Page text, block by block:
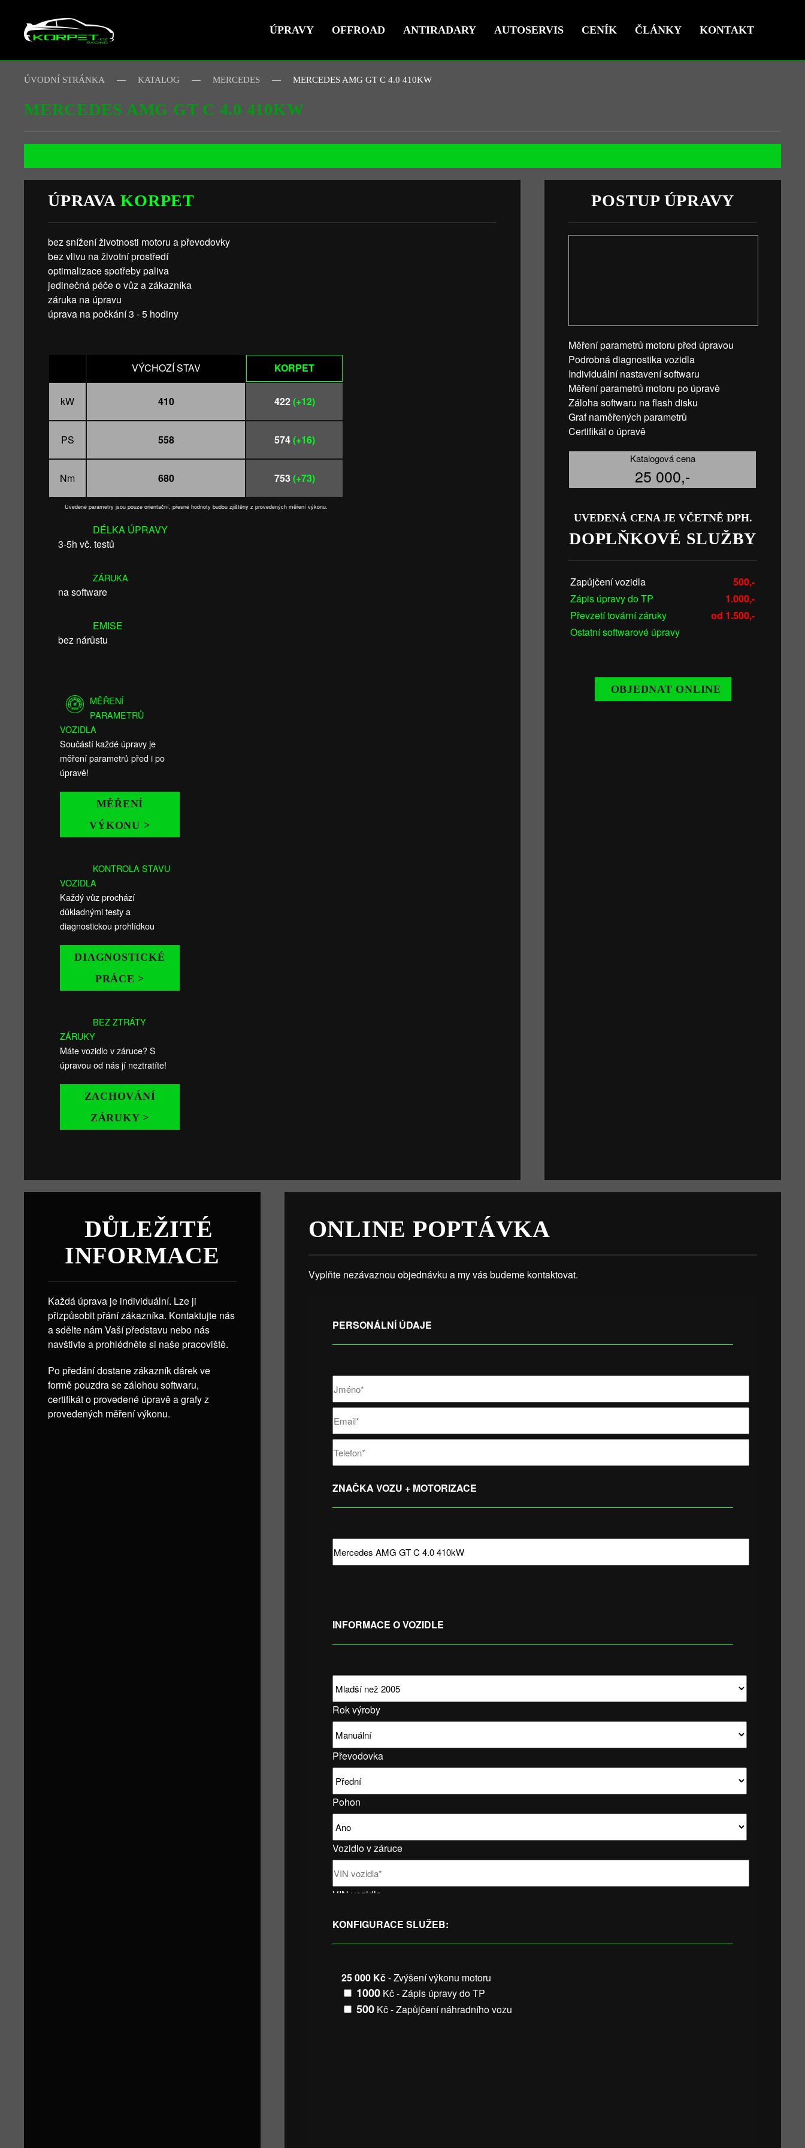
Skip to main content ÚPRAVY OFFROAD ANTIRADARY AUTOSERVIS CENÍK ČLÁNKY KONTAKT
ÚVODNÍ STRÁNKA KATALOG MERCEDES MERCEDES AMG GT C 4.0 410KW
MERCEDES AMG GT C 4.0 410KW
ÚPRAVAKORPET
bez snížení životnosti motoru a převodovky
bez vlivu na životní prostředí
optimalizace spotřeby paliva
jedinečná péče o vůz a zákazníka
záruka na úpravu
úprava na počkání 3 - 5 hodiny
VÝCHOZÍ STAV KORPET
kW 410 422(+12)
PS 558 574(+16)
Nm 680 753(+73)
Uvedené parametry jsou pouze orientační, přesné hodnoty budou zjištěny z provedených měření výkonu.
DÉLKA ÚPRAVY
3-5h vč. testů
ZÁRUKA
na software
EMISE
bez nárůstu
MĚŘENÍ
PARAMETRŮ
VOZIDLA
Součástí každé úpravy je
měření parametrů před i po
úpravě!
MĚŘENÍ
VÝKONU >
KONTROLA STAVU
VOZIDLA
Každý vůz prochází
důkladnými testy a
diagnostickou prohlídkou
DIAGNOSTICKÉ
PRÁCE >
BEZ ZTRÁTY
ZÁRUKY
Máte vozidlo v záruce? S
úpravou od nás jí neztratíte!
ZACHOVÁNÍ
ZÁRUKY >
POSTUP ÚPRAVY
Měření parametrů motoru před úpravou
Podrobná diagnostika vozidla
Individuální nastavení softwaru
Měření parametrů motoru po úpravě
Záloha softwaru na flash disku
Graf naměřených parametrů
Certifikát o úpravě
Katalogová cena
25 000,-
UVEDENÁ CENA JE VČETNĚ DPH.
DOPLŇKOVÉ SLUŽBY
Zapůjčení vozidla
500,-
Zápis úpravy do TP
1.000,-
Převzetí tovární záruky
od 1.500,-
Ostatní softwarové úpravy
OBJEDNAT ONLINE
DŮLEŽITÉ
INFORMACE
Každá úprava je individuální. Lze ji
přizpůsobit přání zákazníka. Kontaktujte nás
a sdělte nám Vaší představu nebo nás
navštivte a prohlédněte si naše pracoviště.
Po předání dostane zákazník dárek ve
formě pouzdra se zálohou softwaru,
certifikát o provedené úpravě a grafy z
provedených měření výkonu.
ONLINE POPTÁVKA
Vyplňte nezávaznou objednávku a my vás budeme kontaktovat.
PERSONÁLNÍ ÚDAJE
ZNAČKA VOZU + MOTORIZACE
INFORMACE O VOZIDLE
Rok výroby
Převodovka
Pohon
Vozidlo v záruce
VIN vozidla
KONFIGURACE SLUŽEB:
25 000 Kč- Zvýšení výkonu motoru
1000Kč - Zápis úpravy do TP
500Kč - Zapůjčení náhradního vozu